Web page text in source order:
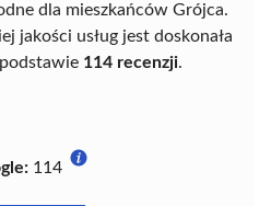
dla mieszkańców Grójca.
jakości usług jest doskonała
114 recenzji.
114